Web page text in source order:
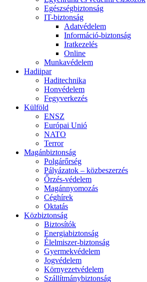
Egészségbiztonság
IT-biztonság
Adatvédelem
Információ-biztonság
Iratkezelés
Online
Munkavédelem
Hadiipar
Haditechnika
Honvédelem
Fegyverkezés
Külföld
ENSZ
Európai Unió
NATO
Terror
Magánbiztonság
Polgárőrség
Pályázatok – közbeszerzés
Őrzés-védelem
Magánnyomozás
Céghírek
Oktatás
Közbiztonság
Biztosítók
Energiabiztonság
Élelmiszer-biztonság
Gyermekvédelem
Jogvédelem
Környezetvédelem
Szállítmánybiztonság